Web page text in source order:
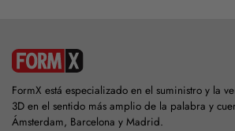
FormX está especializado en el suministro y la
3D en el sentido más amplio de la palabra y
Ámsterdam, Barcelona y Madrid.